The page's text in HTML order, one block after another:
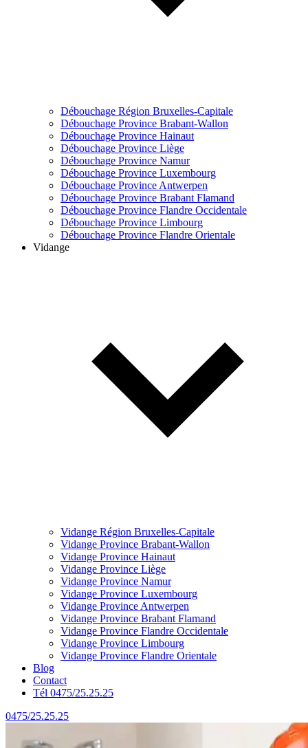
Débouchage Région Bruxelles-Capitale
Débouchage Province Brabant-Wallon
Débouchage Province Hainaut
Débouchage Province Liège
Débouchage Province Namur
Débouchage Province Luxembourg
Débouchage Province Antwerpen
Débouchage Province Brabant Flamand
Débouchage Province Flandre Occidentale
Débouchage Province Limbourg
Débouchage Province Flandre Orientale
Vidange
Vidange Région Bruxelles-Capitale
Vidange Province Brabant-Wallon
Vidange Province Hainaut
Vidange Province Liège
Vidange Province Namur
Vidange Province Luxembourg
Vidange Province Antwerpen
Vidange Province Brabant Flamand
Vidange Province Flandre Occidentale
Vidange Province Limbourg
Vidange Province Flandre Orientale
Blog
Contact
Tél 0475/25.25.25
0475/25.25.25